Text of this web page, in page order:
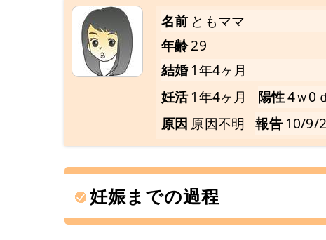
名前 ともママ
年齢29
結婚 1年4ヶ月
妊活 1年4ヶ月 陽性4ｗ0ｄ
原因 原因不明 報告 10/9/
妊娠までの過程